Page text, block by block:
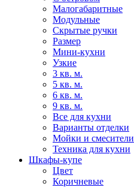
Малогабаритные
Модульные
Скрытые ручки
Размер
Мини-кухни
Узкие
3 кв. м.
5 кв. м.
6 кв. м.
9 кв. м.
Все для кухни
Варианты отделки
Мойки и смесители
Техника для кухни
Шкафы-купе
Цвет
Коричневые